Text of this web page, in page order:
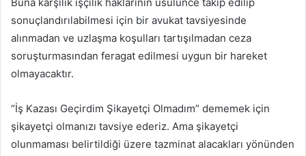
sonuçlandırılabilmesi için bir avukat tavsiyesinde
alınmadan ve uzlaşma koşulları tartışılmadan ceza
soruşturmasından feragat edilmesi uygun bir hareket
olmayacaktır.
“İş Kazası Geçirdim Şikayetçi Olmadım” dememek için
şikayetçi olmanızı tavsiye ederiz. Ama şikayetçi
olunmaması belirtildiği üzere tazminat alacakları yönünden